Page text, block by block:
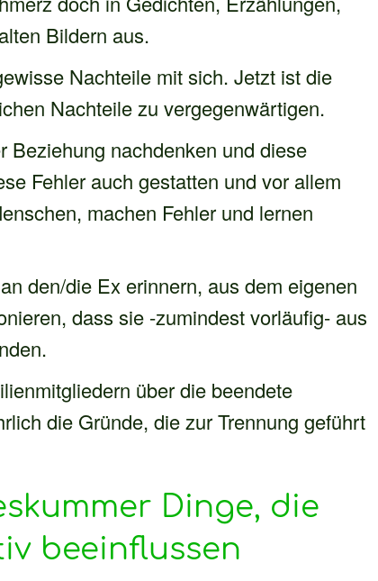
Bildern aus.
Nachteile mit sich. Jetzt ist die
Nachteile zu vergegenwärtigen.
Beziehung nachdenken und diese
Fehler auch gestatten und vor allem
machen Fehler und lernen
den/die Ex erinnern, aus dem eigenen
dass sie -zumindest vorläufig- aus
über die beendete
die Gründe, die zur Trennung geführt
Dinge, die
beeinflussen